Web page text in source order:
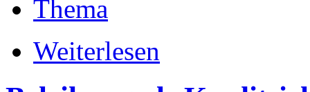
Thema
Weiterlesen